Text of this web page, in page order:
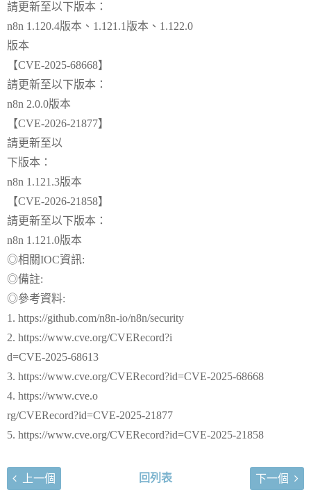
請更新至以下版本：
n8n 1.120.4版本、1.121.1版本、1.122.0
版本
【CVE-2025-68668】
請更新至以下版本：
n8n 2.0.0版本
【CVE-2026-21877】
請更新至以
下版本：
n8n 1.121.3版本
【CVE-2026-21858】
請更新至以下版本：
n8n 1.121.0版本
◎相關IOC資訊:
◎備註:
◎參考資料:
1. https://github.com/n8n-io/n8n/security
2. https://www.cve.org/CVERecord?i
d=CVE-2025-68613
3. https://www.cve.org/CVERecord?id=CVE-2025-68668
4. https://www.cve.o
rg/CVERecord?id=CVE-2025-21877
5. https://www.cve.org/CVERecord?id=CVE-2025-21858
上一個 回列表 下一個